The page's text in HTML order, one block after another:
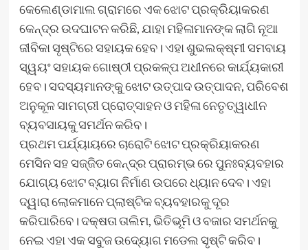
କେଲେଣ୍ଡାମାଲ ଗ୍ରାମରେ ଏକ ଝୋଟ ପ୍ରକ୍ରିୟାକରଣ
କେନ୍ଦ୍ର ଉଦଘାଟନ କରିଛି, ଯାହା ମହିଳାମାନଙ୍କ ଲାଗି ନୂଆ
ଜୀବିକା ସୃଷ୍ଟିରେ ସହାୟକ ହେବ। ଏହା ଶୁଭଲକ୍ଷ୍ମୀ ସମବାୟ
ସ୍ୱୟଂ ସହାୟକ ଗୋଷ୍ଠୀ ପ୍ରକଳ୍ପ ଅଧୀନରେ କାର୍ଯ୍ୟକାରୀ
ହେବ। ସଦସ୍ୟମାନଙ୍କୁ ଝୋଟ ଉତ୍ପାଦ ଉତ୍ପାଦନ, ପରିବେଶ
ଅନୁକୂଳ ସାମଗ୍ରୀ ପ୍ରୋତ୍ସାହନ ଓ ମହିଳା ନେତୃତ୍ୱାଧୀନ
ବ୍ୟବସାୟକୁ ସମର୍ଥନ କରିବ।
ପ୍ରଥମ ପର୍ଯ୍ୟାୟରେ ଚାରୋଟି ଝୋଟ ପ୍ରକ୍ରିୟାକରଣ
ମେସିନ ସହ ସଜ୍ଜିତ କେନ୍ଦ୍ର ପ୍ରାରମ୍ଭ ରେ ପୁନଃବ୍ୟବହାର
ଯୋଗ୍ୟ ଝୋଟ ବ୍ୟାଗ ନିର୍ମାଣ ଉପରେ ଧ୍ୟାନ ଦେବ। ଏହା
ଦ୍ୱାରା ଲୋକମାନେ ପ୍ଲାଷ୍ଟିକ ବ୍ୟବହାରକୁ ଦୂର
କରିପାରିବେ। ଦକ୍ଷତା ତାଲିମ, ଭିତିଭୂମି ଓ ବଜାର ସମର୍ଥନକୁ
ନେଇ ଏହା ଏକ ସବୁଜ ଉଦ୍ୟୋଗ ମଡେଲ ସୃଷ୍ଟି କରିବ।